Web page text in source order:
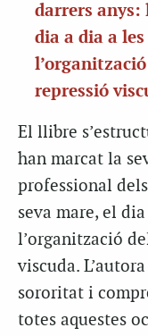
darrers anys:
dia a dia a
repressió
El llibre
han marcat la
professional
seva mare, el
l’organització
viscuda.
sororitat i
totes aquestes